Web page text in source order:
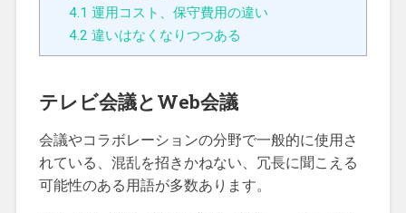
4.1 運用コスト、保守費用の違い
4.2 違いはなくなりつつある
テレビ会議とWeb会議
会議やコラボレーションの分野で一般的に使用さ
れている、混乱を招きかねない、冗長に聞こえる
可能性のある用語が多数あります。